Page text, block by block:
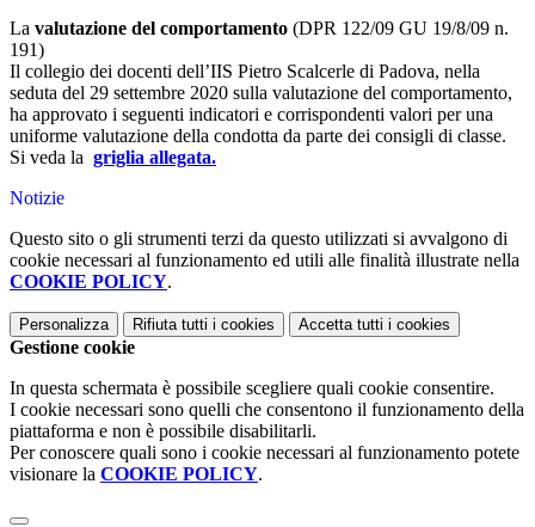
La valutazione del comportamento (DPR 122/09 GU 19/8/09 n.
191)
Il collegio dei docenti dell’IIS Pietro Scalcerle di Padova, nella
seduta del 29 settembre 2020 sulla valutazione del comportamento,
ha approvato i seguenti indicatori e corrispondenti valori per una
uniforme valutazione della condotta da parte dei consigli di classe.
Si veda la griglia allegata.
Notizie
Questo sito o gli strumenti terzi da questo utilizzati si avvalgono di
cookie necessari al funzionamento ed utili alle finalità illustrate nella
COOKIE POLICY.
Personalizza Rifiuta tutti i cookies Accetta tutti i cookies
Gestione cookie
In questa schermata è possibile scegliere quali cookie consentire.
I cookie necessari sono quelli che consentono il funzionamento della
piattaforma e non è possibile disabilitarli.
Per conoscere quali sono i cookie necessari al funzionamento potete
visionare la COOKIE POLICY.